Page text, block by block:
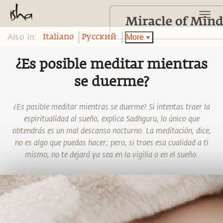
Also in: Italiano Pусский More
¿Es posible meditar mientras
se duerme?
¿Es posible meditar mientras se duerme? Si intentas traer la
espiritualidad al sueño, explica Sadhguru, lo único que
obtendrás es un mal descanso nocturno. La meditación, dice,
no es algo que puedas hacer; pero, si traes esa cualidad a ti
mismo, no te dejará ya sea en la vigilia o en el sueño.